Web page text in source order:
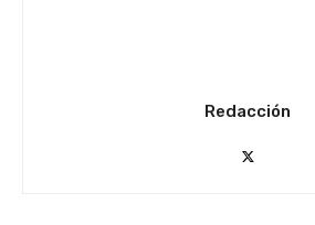
Redacción